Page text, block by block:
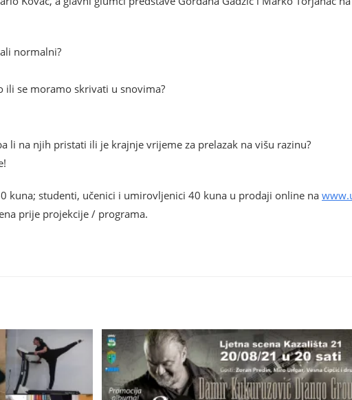
normalni?
ili se moramo skrivati u snovima?
li na njih pristati ili je krajnje vrijeme za prelazak na višu razinu?
kuna; studenti, učenici i umirovljenici 40 kuna u prodaji online na
prije projekcije / programa.